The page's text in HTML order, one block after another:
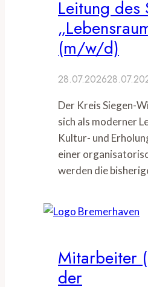
Leitung des
(m/w/d)
28.07.2026
Der Kreis Siegen-
sich als moderner
Kultur- und
einer
werden die
Mitarbeiter
der